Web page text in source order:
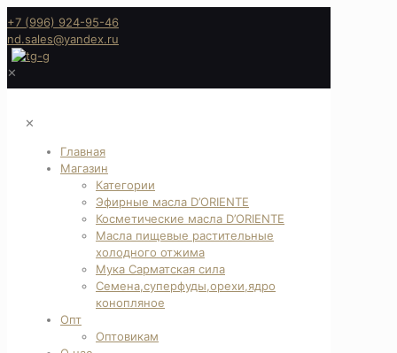
+7 (996) 924-95-46
nd.sales@yandex.ru
✕
✕
Главная
Магазин
Категории
Эфирные масла D’ORIENTE
Косметические масла D’ORIENTE
Масла пищевые растительные
холодного отжима
Мука Сарматская сила
Семена,суперфуды,орехи,ядро
конопляное
Опт
Оптовикам